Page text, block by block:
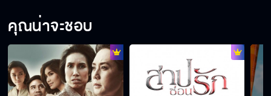
คุณน่าจะชอบ